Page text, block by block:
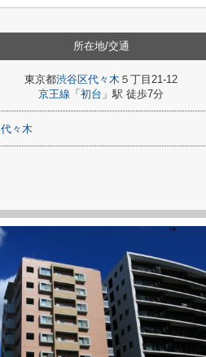
所在地/交通
東京都渋谷区代々木 ５丁目21-12
京王線 「 初台 」駅 徒歩7分
代々木